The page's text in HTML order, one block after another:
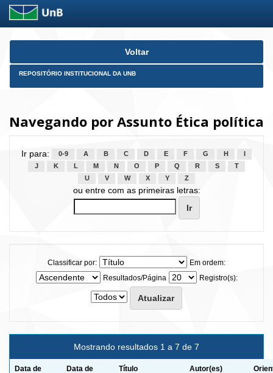
Skip
Voltar
REPOSITÓRIO INSTITUCIONAL DA UNB
Navegando por Assunto Ética política
Ir para: 0-9 A B C D E F G H
J
K L M N O P Q R S
T
U
V W X Y Z
ou entre com as primeiras letras:
Classificar por:
Em ordem:
Resultados/Página
Registro(s):
Mostrando resultados 1 a 7 de 7
Data de
Data de
Título Autor(es)